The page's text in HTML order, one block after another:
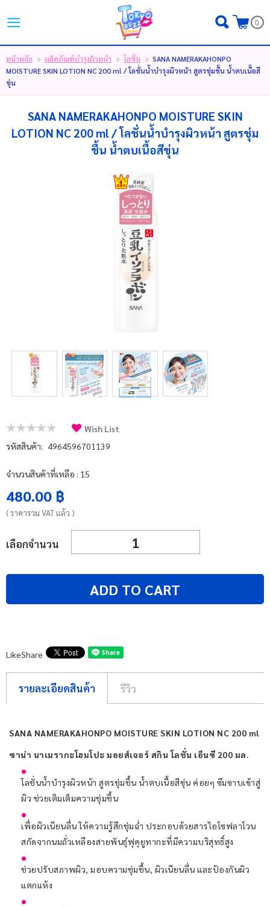
English | 日本語
LOGIN REGISTER
MY WISHLIST( 0 )
หน้าหลัก
รีวิว
สิทธิประโยชน์สมาชิก
0
หน้าหลัก > ผลิตภัณฑ์บำรุงผิวหน้า > โลชั่น > SANA NAMERAKAHONPO
MOISTURE SKIN LOTION NC 200 ml / โลชั่นน้ำบำรุงผิวหน้า สูตรชุ่มชื้น น้ำตบเนื้อสี
ขุ่น
SANA NAMERAKAHONPO MOISTURE SKIN
LOTION NC 200 ml / โลชั่นน้ำบำรุงผิวหน้า สูตรชุ่ม
ชื้น น้ำตบเนื้อสีขุ่น
Wish List
รหัสสินค้า: 4964596701139
จำนวนสินค้าที่เหลือ : 15
480.00 ฿
( ราคารวม VAT แล้ว )
เลือกจำนวน
ADD TO CART
LikeShare
รายละเอียดสินค้า รีวิว
SANA NAMERAKAHONPO MOISTURE SKIN LOTION NC 200 ml
ซาน่า นาเมรากะโฮมโปะ มอยส์เจอร์ สกิน โลชั่น เอ็นซี 200 มล.
โลชั่นน้ำบำรุงผิวหน้า สูตรชุ่มชื้น น้ำตบเนื้อสีขุ่น ค่อยๆ ซึมซาบเข้าสู่
ผิว ช่วยเติมเต็มความชุ่มชื้น
เพื่อผิวเนียนลื่น ให้ความรู้สึกชุ่มฉ่ำ ประกอบด้วยสารไอโซฟลาโวน
สกัดจากนมถั่วเหลืองสายพันธุ์ฟุคุยูทากะที่มีความบริสุทธิ์สูง
ช่วยปรับสภาพผิว, มอบความชุ่มชื้น, ผิวเนียนลื่น และป้องกันผิว
แตกแห้ง